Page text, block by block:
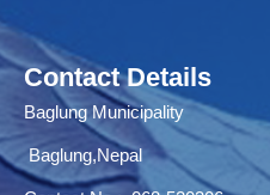
Contact Details
Baglung Municipality
Baglung,Nepal